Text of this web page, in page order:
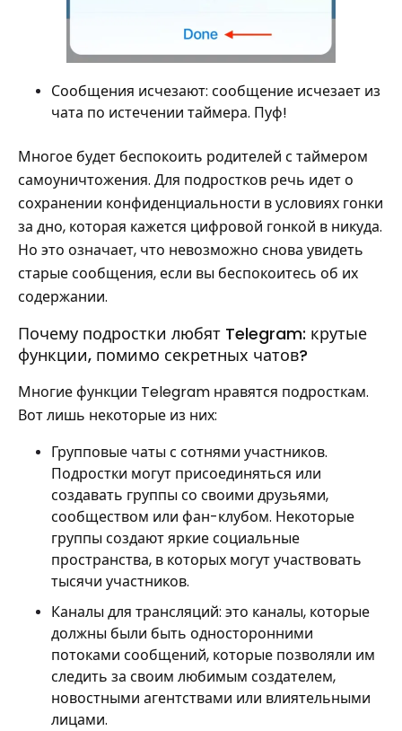
Сообщения исчезают: сообщение исчезает из
чата по истечении таймера. Пуф!
Многое будет беспокоить родителей с таймером
самоуничтожения. Для подростков речь идет о
сохранении конфиденциальности в условиях гонки
за дно, которая кажется цифровой гонкой в ​​никуда.
Но это означает, что невозможно снова увидеть
старые сообщения, если вы беспокоитесь об их
содержании.
Почему подростки любят Telegram: крутые
функции, помимо секретных чатов?
Многие функции Telegram нравятся подросткам.
Вот лишь некоторые из них:
Групповые чаты с сотнями участников.
Подростки могут присоединяться или
создавать группы со своими друзьями,
сообществом или фан-клубом. Некоторые
группы создают яркие социальные
пространства, в которых могут участвовать
тысячи участников.
Каналы для трансляций: это каналы, которые
должны были быть односторонними
потоками сообщений, которые позволяли им
следить за своим любимым создателем,
новостными агентствами или влиятельными
лицами.